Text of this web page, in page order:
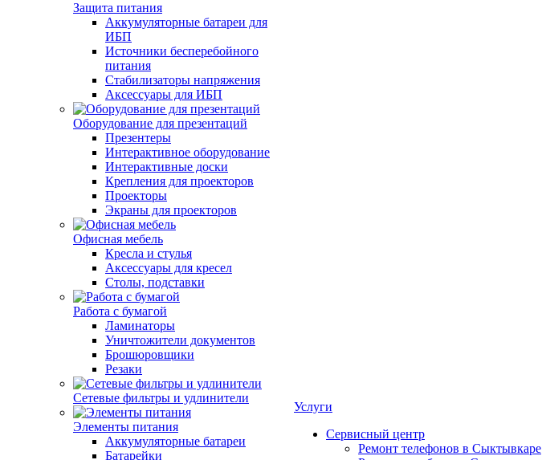
Защита питания
Аккумуляторные батареи для
ИБП
Источники бесперебойного
питания
Стабилизаторы напряжения
Аксессуары для ИБП
Оборудование для презентаций
Презентеры
Интерактивное оборудование
Интерактивные доски
Крепления для проекторов
Проекторы
Экраны для проекторов
Офисная мебель
Кресла и стулья
Аксессуары для кресел
Столы, подставки
Работа с бумагой
Ламинаторы
Уничтожители документов
Брошюровщики
Резаки
Сетевые фильтры и удлинители
Элементы питания
Аккумуляторные батареи
Батарейки
Услуги
Сервисный центр
Ремонт телефонов в Сыктывкаре